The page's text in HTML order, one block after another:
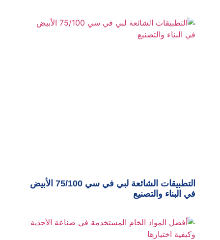
التطبيقات الشائعة لبي في سي 75/100 الأبيض
في البناء والتصنيع